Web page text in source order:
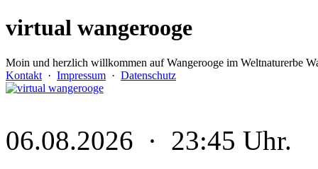
virtual wangerooge
Moin und herzlich willkommen auf Wangerooge im Weltnaturerbe
Kontakt · Impressum · Datenschutz
06.08.2026 · 23:45 Uhr.